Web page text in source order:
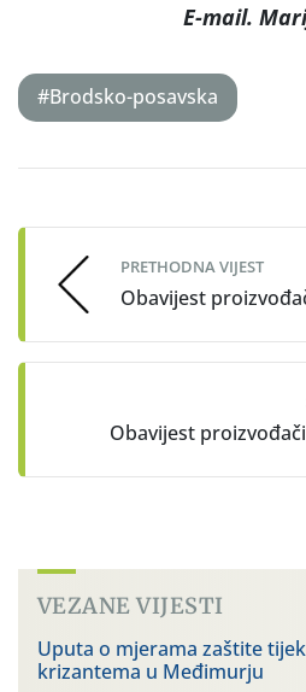
E-mail.
#Brodsko-posavska
navigation
PRETHODNA VIJEST
Obavijest
Obavijest
VEZANE VIJESTI
Uputa o mjerama zaštite
krizantema u Međimurju